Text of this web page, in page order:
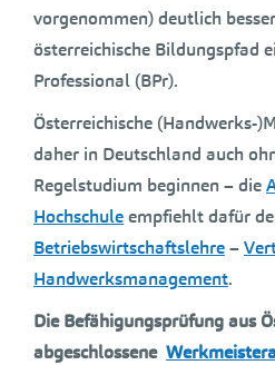
vorgenommen) deutlich
österreichische Bildungspfad
Professional (BPr).
Österreichische (Handwerks-
daher in Deutschland auch
Regelstudium beginnen – die
Hochschuleempfiehlt dafür
Betriebswirtschaftslehre–
Handwerksmanagement.
Die Befähigungsprüfung aus
abgeschlossene